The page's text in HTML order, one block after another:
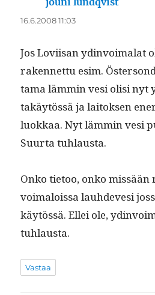
16.6.2008 11:03
Jos Lovi­isan ydin­voimalat
raken­net­tu esim.
ta­ma läm­min vesi olisi nyt
takäytössä ja laitok­sen
lu­okkaa. Nyt läm­min vesi
Suur­ta tuhlausta.
Onko tietoo, onko
voimalois­sa lauhde­vesi
käytössä. Ellei ole,
tuhlausta.
Vastaa